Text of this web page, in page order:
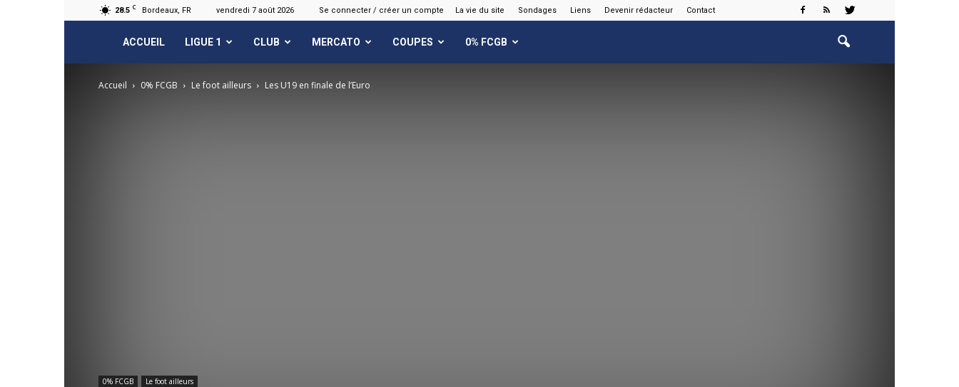
28.5 C Bordeaux, FR vendredi 7 août 2026 Se connecter / créer un compte La vie du site Sondages Liens Devenir rédacteur Contact
FCGB.net
ACCUEIL LIGUE 1 CLUB MERCATO COUPES 0% FCGB
Accueil 0% FCGB Le foot ailleurs Les U19 en finale de l’Euro
0% FCGB Le foot ailleurs